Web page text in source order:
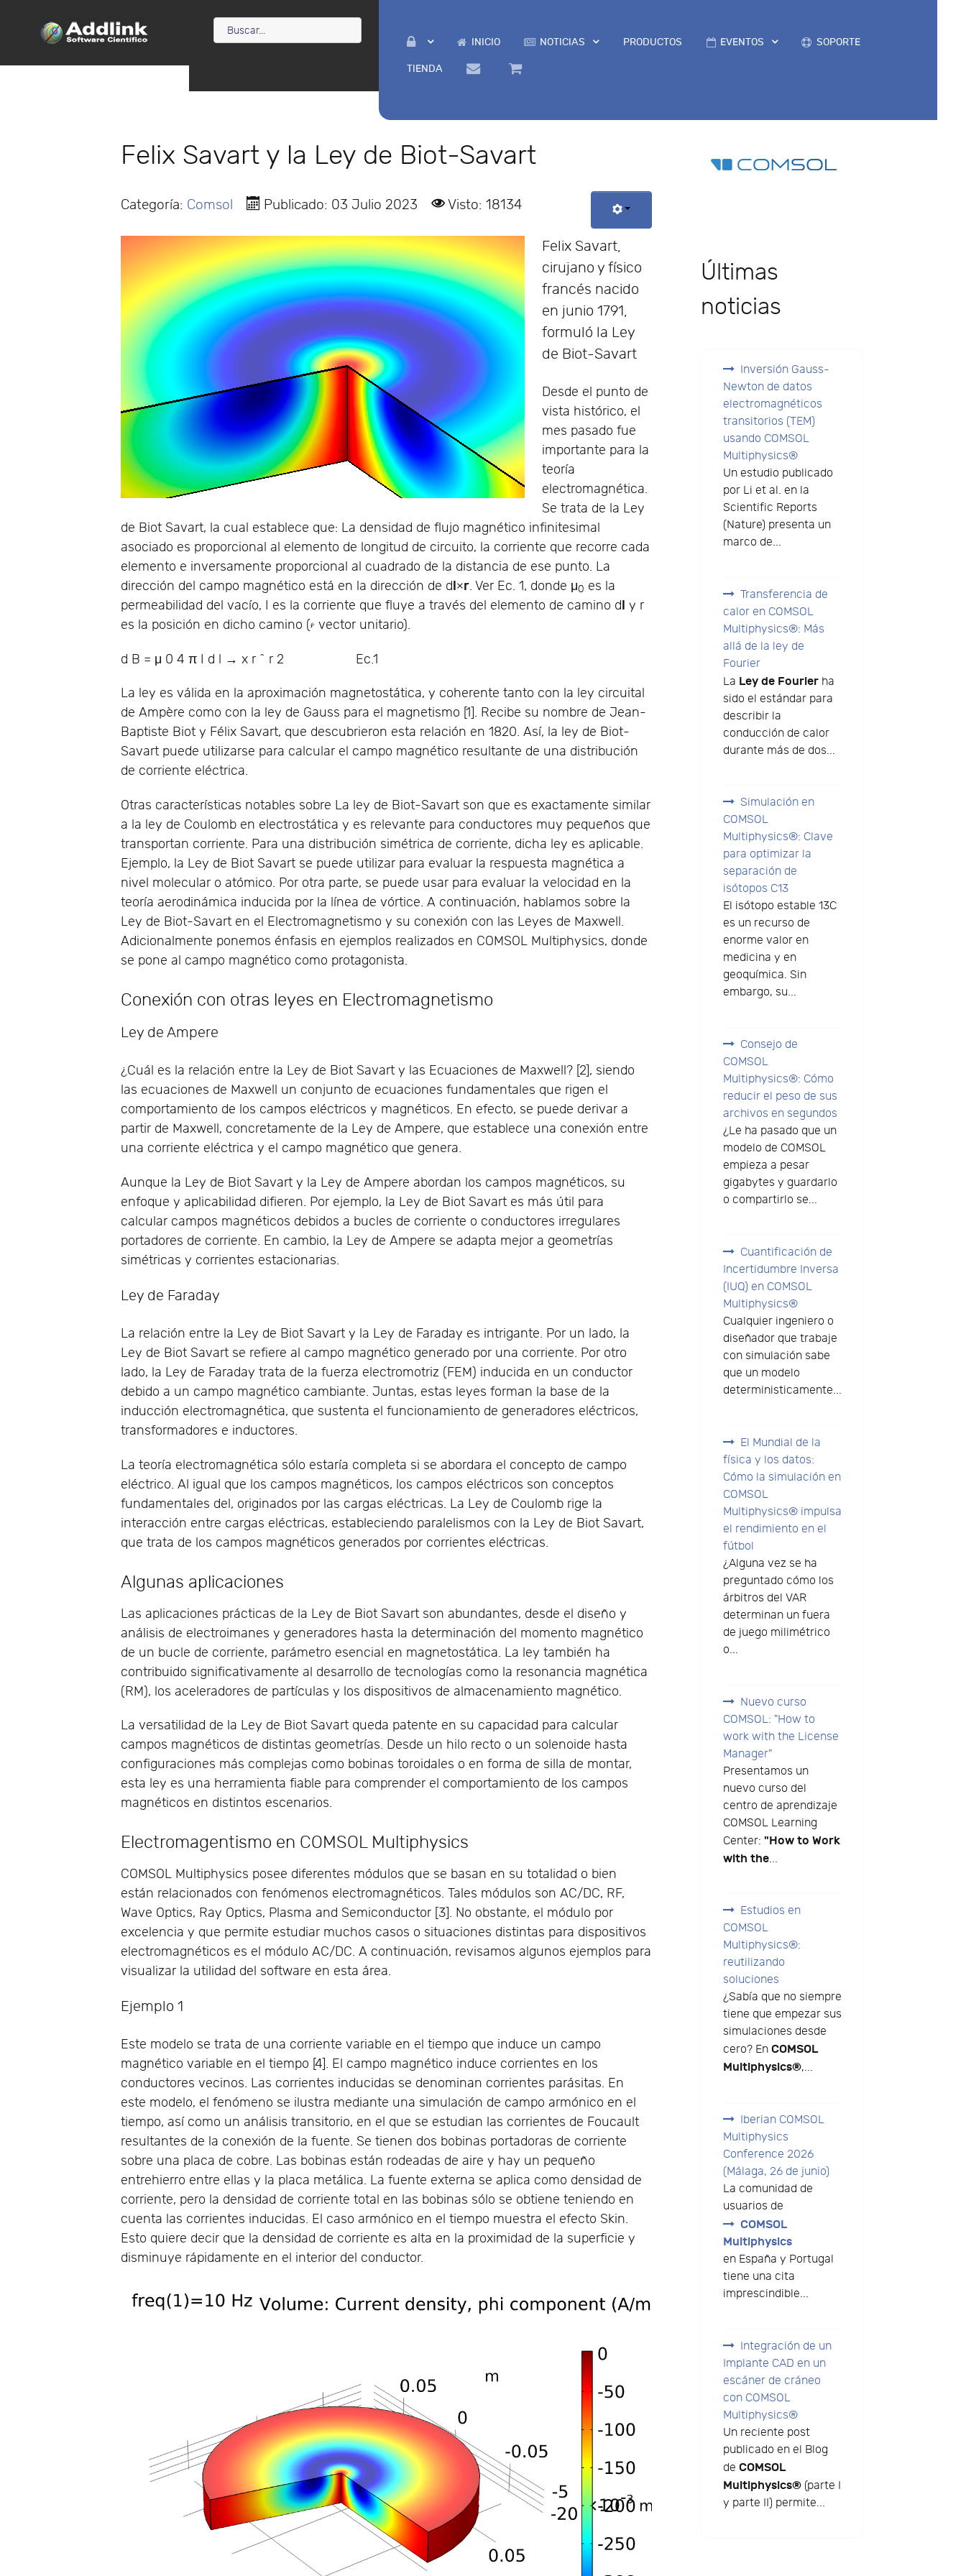
INICIO NOTICIAS PRODUCTOS EVENTOS SOPORTE
TIENDA
Felix Savart y la Ley de Biot-Savart
Categoría: Comsol Publicado: 03 Julio 2023 Visto: 18134
Felix Savart,
cirujano y físico
francés nacido
en junio 1791,
formuló la Ley
de Biot-Savart
Desde el punto de
vista histórico, el
mes pasado fue
importante para la
teoría
electromagnética.
Se trata de la Ley
de Biot Savart, la cual establece que: La densidad de flujo magnético infinitesimal
asociado es proporcional al elemento de longitud de circuito, la corriente que recorre cada
elemento e inversamente proporcional al cuadrado de la distancia de ese punto. La
dirección del campo magnético está en la dirección de dl×r. Ver Ec. 1, donde μ0 es la
permeabilidad del vacío, I es la corriente que fluye a través del elemento de camino dl y r
es la posición en dicho camino ( vector unitario).
d B = μ 0 4 π I d l → x r ^ r 2 Ec.1
La ley es válida en la aproximación magnetostática, y coherente tanto con la ley circuital
de Ampère como con la ley de Gauss para el magnetismo [1]. Recibe su nombre de Jean-
Baptiste Biot y Félix Savart, que descubrieron esta relación en 1820. Así, la ley de Biot-
Savart puede utilizarse para calcular el campo magnético resultante de una distribución
de corriente eléctrica.
Otras características notables sobre La ley de Biot-Savart son que es exactamente similar
a la ley de Coulomb en electrostática y es relevante para conductores muy pequeños que
transportan corriente. Para una distribución simétrica de corriente, dicha ley es aplicable.
Ejemplo, la Ley de Biot Savart se puede utilizar para evaluar la respuesta magnética a
nivel molecular o atómico. Por otra parte, se puede usar para evaluar la velocidad en la
teoría aerodinámica inducida por la línea de vórtice. A continuación, hablamos sobre la
Ley de Biot-Savart en el Electromagnetismo y su conexión con las Leyes de Maxwell.
Adicionalmente ponemos énfasis en ejemplos realizados en COMSOL Multiphysics, donde
se pone al campo magnético como protagonista.
Conexión con otras leyes en Electromagnetismo
Ley de Ampere
¿Cuál es la relación entre la Ley de Biot Savart y las Ecuaciones de Maxwell? [2], siendo
las ecuaciones de Maxwell un conjunto de ecuaciones fundamentales que rigen el
comportamiento de los campos eléctricos y magnéticos. En efecto, se puede derivar a
partir de Maxwell, concretamente de la Ley de Ampere, que establece una conexión entre
una corriente eléctrica y el campo magnético que genera.
Aunque la Ley de Biot Savart y la Ley de Ampere abordan los campos magnéticos, su
enfoque y aplicabilidad difieren. Por ejemplo, la Ley de Biot Savart es más útil para
calcular campos magnéticos debidos a bucles de corriente o conductores irregulares
portadores de corriente. En cambio, la Ley de Ampere se adapta mejor a geometrías
simétricas y corrientes estacionarias.
Ley de Faraday
La relación entre la Ley de Biot Savart y la Ley de Faraday es intrigante. Por un lado, la
Ley de Biot Savart se refiere al campo magnético generado por una corriente. Por otro
lado, la Ley de Faraday trata de la fuerza electromotriz (FEM) inducida en un conductor
debido a un campo magnético cambiante. Juntas, estas leyes forman la base de la
inducción electromagnética, que sustenta el funcionamiento de generadores eléctricos,
transformadores e inductores.
La teoría electromagnética sólo estaría completa si se abordara el concepto de campo
eléctrico. Al igual que los campos magnéticos, los campos eléctricos son conceptos
fundamentales del, originados por las cargas eléctricas. La Ley de Coulomb rige la
interacción entre cargas eléctricas, estableciendo paralelismos con la Ley de Biot Savart,
que trata de los campos magnéticos generados por corrientes eléctricas.
Algunas aplicaciones
Las aplicaciones prácticas de la Ley de Biot Savart son abundantes, desde el diseño y
análisis de electroimanes y generadores hasta la determinación del momento magnético
de un bucle de corriente, parámetro esencial en magnetostática. La ley también ha
contribuido significativamente al desarrollo de tecnologías como la resonancia magnética
(RM), los aceleradores de partículas y los dispositivos de almacenamiento magnético.
La versatilidad de la Ley de Biot Savart queda patente en su capacidad para calcular
campos magnéticos de distintas geometrías. Desde un hilo recto o un solenoide hasta
configuraciones más complejas como bobinas toroidales o en forma de silla de montar,
esta ley es una herramienta fiable para comprender el comportamiento de los campos
magnéticos en distintos escenarios.
Electromagentismo en COMSOL Multiphysics
COMSOL Multiphysics posee diferentes módulos que se basan en su totalidad o bien
están relacionados con fenómenos electromagnéticos. Tales módulos son AC/DC, RF,
Wave Optics, Ray Optics, Plasma and Semiconductor [3]. No obstante, el módulo por
excelencia y que permite estudiar muchos casos o situaciones distintas para dispositivos
electromagnéticos es el módulo AC/DC. A continuación, revisamos algunos ejemplos para
visualizar la utilidad del software en esta área.
Ejemplo 1
Este modelo se trata de una corriente variable en el tiempo que induce un campo
magnético variable en el tiempo [4]. El campo magnético induce corrientes en los
conductores vecinos. Las corrientes inducidas se denominan corrientes parásitas. En
este modelo, el fenómeno se ilustra mediante una simulación de campo armónico en el
tiempo, así como un análisis transitorio, en el que se estudian las corrientes de Foucault
resultantes de la conexión de la fuente. Se tienen dos bobinas portadoras de corriente
sobre una placa de cobre. Las bobinas están rodeadas de aire y hay un pequeño
entrehierro entre ellas y la placa metálica. La fuente externa se aplica como densidad de
corriente, pero la densidad de corriente total en las bobinas sólo se obtiene teniendo en
cuenta las corrientes inducidas. El caso armónico en el tiempo muestra el efecto Skin.
Esto quiere decir que la densidad de corriente es alta en la proximidad de la superficie y
disminuye rápidamente en el interior del conductor.
Últimas
noticias
Inversión Gauss-
Newton de datos
electromagnéticos
transitorios (TEM)
usando COMSOL
Multiphysics®
Un estudio publicado
por Li et al. en la
Scientific Reports
(Nature) presenta un
marco de...
Transferencia de
calor en COMSOL
Multiphysics®: Más
allá de la ley de
Fourier
La Ley de Fourierha
sido el estándar para
describir la
conducción de calor
durante más de dos...
Simulación en
COMSOL
Multiphysics®: Clave
para optimizar la
separación de
isótopos C13
El isótopo estable 13C
es un recurso de
enorme valor en
medicina y en
geoquímica. Sin
embargo, su...
Consejo de
COMSOL
Multiphysics®: Cómo
reducir el peso de sus
archivos en segundos
¿Le ha pasado que un
modelo de COMSOL
empieza a pesar
gigabytes y guardarlo
o compartirlo se...
Cuantificación de
Incertidumbre Inversa
(IUQ) en COMSOL
Multiphysics®
Cualquier ingeniero o
diseñador que trabaje
con simulación sabe
que un modelo
deterministicamente...
El Mundial de la
física y los datos:
Cómo la simulación en
COMSOL
Multiphysics® impulsa
el rendimiento en el
fútbol
¿Alguna vez se ha
preguntado cómo los
árbitros del VAR
determinan un fuera
de juego milimétrico
o...
Nuevo curso
COMSOL: "How to
work with the License
Manager"
Presentamos un
nuevo curso del
centro de aprendizaje
COMSOL Learning
Center: "How to Work
with the...
Estudios en
COMSOL
Multiphysics®:
reutilizando
soluciones
¿Sabía que no siempre
tiene que empezar sus
simulaciones desde
cero? EnCOMSOL
Multiphysics®,...
Iberian COMSOL
Multiphysics
Conference 2026
(Málaga, 26 de junio)
La comunidad de
usuarios de
COMSOL
Multiphysics
en España y Portugal
tiene una cita
imprescindible...
Integración de un
Implante CAD en un
escáner de cráneo
con COMSOL
Multiphysics®
Un reciente post
publicado en el Blog
de COMSOL
Multiphysics®(parte I
y parte II) permite...